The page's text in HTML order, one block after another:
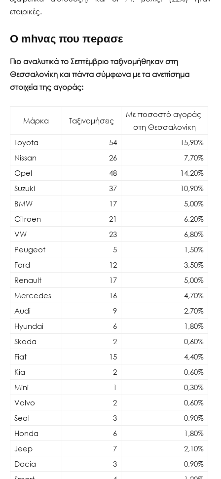
εταιρικές.
Ο mhνας που πeρασε
Πιο αναλυτικά το Σεπτέμβριο ταξινομήθηκαν στη
Θεσσαλονίκη και πάντα σύμφωνα με τα ανεπίσημα
στοιχεία της αγοράς:
Mάρκα Ταξινομήσεις
Με ποσοστό αγοράς
στη Θεσσαλονίκη
Toyota
54
15,90%
Nissan
26
7,70%
Opel
48
14,20%
Suzuki
37
10,90%
BMW
17
5,00%
Citroen
21
6,20%
VW
23
6,80%
Peugeot
5
1,50%
Ford
12
3,50%
Renault
17
5,00%
Mercedes
16
4,70%
Audi
9
2,70%
Hyundai
6
1,80%
Skoda
2
0,60%
Fiat
15
4,40%
Kia
2
0,60%
Mini
1
0,30%
Volvo
2
0,60%
Seat
3
0,90%
Honda
6
1,80%
Jeep
7
2,10%
Dacia
3
0,90%